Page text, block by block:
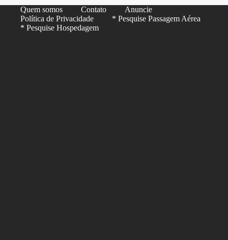
Quem somos Contato
Anuncie
Política de Privacidade
* Pesquise Passagem Aérea
* Pesquise Hospedagem